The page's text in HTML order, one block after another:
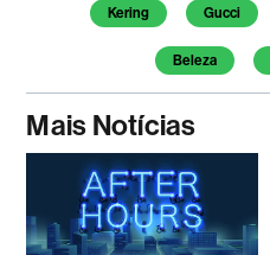
Temas deste artigo
Kering Gucci
Beleza
Mais Notícias